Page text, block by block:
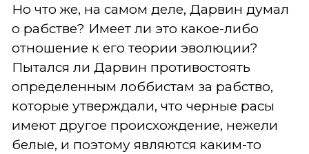
Но что же, на самом деле, Дарвин думал
о рабстве? Имеет ли это какое-либо
отношение к его теории эволюции?
Пытался ли Дарвин противостоять
определенным лоббистам за рабство,
которые утверждали, что черные расы
имеют другое происхождение, нежели
белые, и поэтому являются каким-то